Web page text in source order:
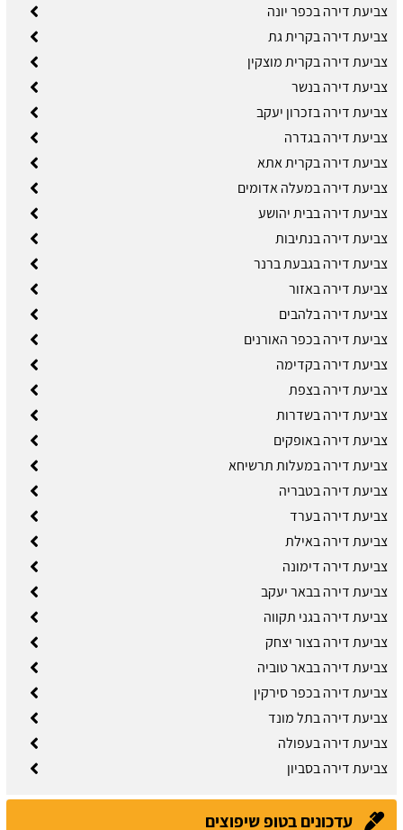
צביעת דירה בכפר יונה
צביעת דירה בקרית גת
צביעת דירה בקרית מוצקין
צביעת דירה בנשר
צביעת דירה בזכרון יעקב
צביעת דירה בגדרה
צביעת דירה בקרית אתא
צביעת דירה במעלה אדומים
צביעת דירה בבית יהושע
צביעת דירה בנתיבות
צביעת דירה בגבעת ברנר
צביעת דירה באזור
צביעת דירה בלהבים
צביעת דירה בכפר האורנים
צביעת דירה בקדימה
צביעת דירה בצפת
צביעת דירה בשדרות
צביעת דירה באופקים
צביעת דירה במעלות תרשיחא
צביעת דירה בטבריה
צביעת דירה בערד
צביעת דירה באילת
צביעת דירה דימונה
צביעת דירה בבאר יעקב
צביעת דירה בגני תקווה
צביעת דירה בצור יצחק
צביעת דירה בבאר טוביה
צביעת דירה בכפר סירקין
צביעת דירה בתל מונד
צביעת דירה בעפולה
צביעת דירה בסביון
עדכונים בטופ שיפוצים